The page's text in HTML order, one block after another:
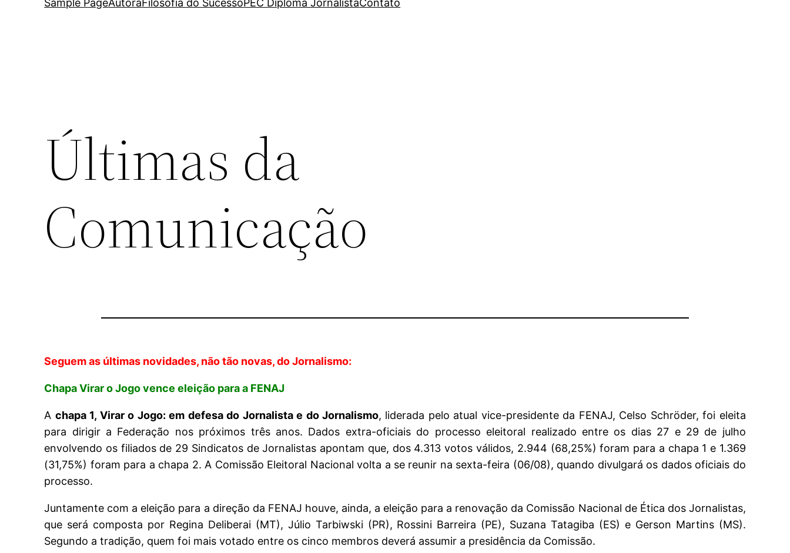
Sample PageAutoraFilosofia do SucessoPEC Diploma JornalistaContato
Últimas da
Comunicação
Seguem as últimas novidades, não tão novas, do Jornalismo:
Chapa Virar o Jogo vence eleição para a FENAJ
A chapa 1, Virar o Jogo: em defesa do Jornalista e do Jornalismo, liderada pelo atual vice-presidente da FENAJ, Celso Schröder, foi eleita
para dirigir a Federação nos próximos três anos. Dados extra-oficiais do processo eleitoral realizado entre os dias 27 e 29 de julho
envolvendo os filiados de 29 Sindicatos de Jornalistas apontam que, dos 4.313 votos válidos, 2.944 (68,25%) foram para a chapa 1 e 1.369
(31,75%) foram para a chapa 2. A Comissão Eleitoral Nacional volta a se reunir na sexta-feira (06/08), quando divulgará os dados oficiais do
processo.
Juntamente com a eleição para a direção da FENAJ houve, ainda, a eleição para a renovação da Comissão Nacional de Ética dos Jornalistas,
que será composta por Regina Deliberai (MT), Júlio Tarbiwski (PR), Rossini Barreira (PE), Suzana Tatagiba (ES) e Gerson Martins (MS).
Segundo a tradição, quem foi mais votado entre os cinco membros deverá assumir a presidência da Comissão.